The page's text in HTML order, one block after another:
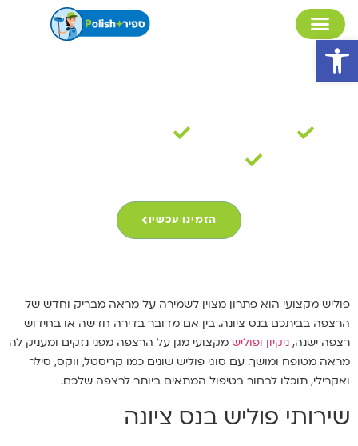
פתח סרגל נגישות
הזמינו עכשיו
פוליש מקצועי הוא פתרון מצוין לשמירה על מראה מבריק וחדש של
הרצפה בביתכם בנס ציונה. בין אם מדובר בדירה חדשה או בחידוש
רצפה ישנה, ניקיון ופוליש מקצועי מגן על הרצפה מפני נזקים ומעניק לה
מראה מטופח ומושך. עם סוגי פוליש שונים כמו קריסטל, ווקס, סילר
ואקרילי, תוכלו לבחור בטיפול המתאים ביותר לרצפה שלכם.
שירותי פוליש בנס ציונה